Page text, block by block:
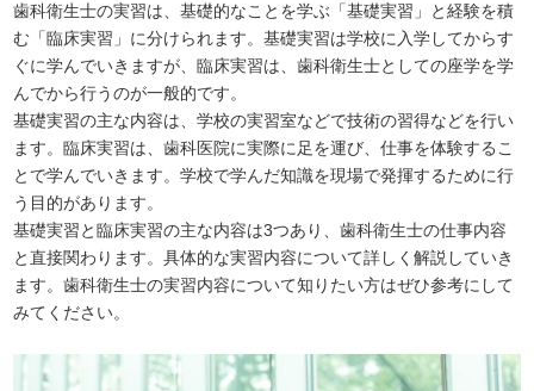
歯科衛生士の実習は、基礎的なことを学ぶ「基礎実習」と経験を積
む「臨床実習」に分けられます。基礎実習は学校に入学してからす
ぐに学んでいきますが、臨床実習は、歯科衛生士としての座学を学
んでから行うのが一般的です。
基礎実習の主な内容は、学校の実習室などで技術の習得などを行い
ます。臨床実習は、歯科医院に実際に足を運び、仕事を体験するこ
とで学んでいきます。学校で学んだ知識を現場で発揮するために行
う目的があります。
基礎実習と臨床実習の主な内容は3つあり、歯科衛生士の仕事内容
と直接関わります。具体的な実習内容について詳しく解説していき
ます。歯科衛生士の実習内容について知りたい方はぜひ参考にして
みてください。